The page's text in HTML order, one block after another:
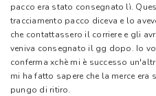
pacco era stato consegnato lì.
tracciamento pacco diceva e lo
che contattassero il corriere e gli
veniva consegnato il gg dopo. Io
conferma xchè mi è successo
mi ha fatto sapere che la merce
pungo di ritiro.